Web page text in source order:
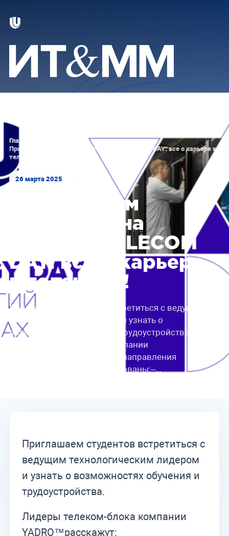
Главная
Приглашаем студентов на YADRO™ TELECOM DAY: все о карьере в
телекоме!
26 марта 2025
Приглашаем
студентов на
YADRO™ TELECOM
DAY: все о карьере
в телекоме!
Приглашаем студентов встретиться с ведущим
технологическим лидером и узнать о
возможностях обучения и трудоустройства.
Лидеры телеком-блока компании
YADRO™расскажут:– какие направления
разработки сейчас востребованы;–...
Приглашаем студентов встретиться с
ведущим технологическим лидером
и узнать о возможностях обучения и
трудоустройства.
Лидеры телеком-блока компании
YADRO™расскажут: